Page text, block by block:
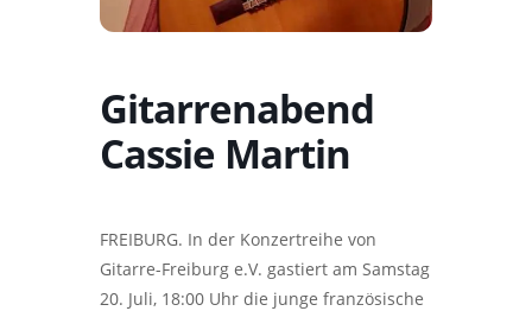
Gitarrenabend
Cassie Martin
FREIBURG. In der Konzertreihe von
Gitarre-Freiburg e.V. gastiert am Samstag
20. Juli, 18:00 Uhr die junge französische